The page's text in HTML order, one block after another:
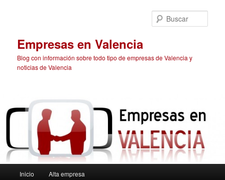
Empresas en Valencia
Blog con información sobre todo tipo de empresas de Valencia y
noticias de Valencia
Inicio Alta empresa